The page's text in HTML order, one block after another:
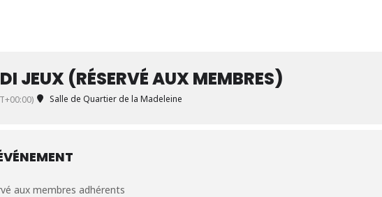
JEUX (RÉSERVÉ AUX MEMBRES)
Salle de Quartier de la Madeleine
aux membres adhérents